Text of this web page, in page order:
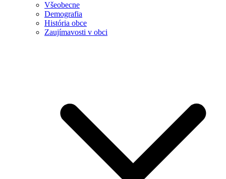
Všeobecne
Demografia
História obce
Zaujímavosti v obci